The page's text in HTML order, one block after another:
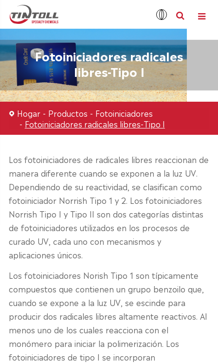
Fotoiniciadores radicales
libres-Tipo I
Hogar Productos
Fotoiniciadores
Fotoiniciadores radicales libres-Tipo I
Los fotoiniciadores de radicales libres reaccionan de
manera diferente cuando se exponen a la luz UV.
Dependiendo de su reactividad, se clasifican como
fotoiniciador Norrish Tipo 1 y 2. Los fotoiniciadores
Norrish Tipo I y Tipo II son dos categorías distintas
de fotoiniciadores utilizados en los procesos de
curado UV, cada uno con mecanismos y
aplicaciones únicos.
Los fotoiniciadores Norish Tipo 1 son típicamente
compuestos que contienen un grupo benzoilo que,
cuando se expone a la luz UV, se escinde para
producir dos radicales libres altamente reactivos. Al
menos uno de los cuales reacciona con el
monómero para iniciar la polimerización. Los
fotoiniciadores de tipo I se incorporan